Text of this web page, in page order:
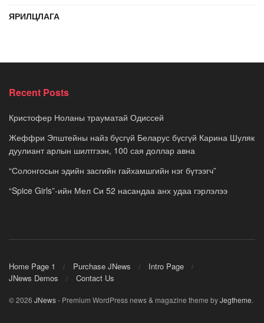
ЯРИЛЦЛАГА
Recent Posts
Кристофер Ноланы трауматай Одиссей
Жеффри Эпштейны найз бүсгүй Беларус бүсгүй Карина Шуляк
дуулиант арлын шилтгээн, 100 сая доллар авна
“Солонгосын эдийн засгийн гайхамшгийн нэг бүтээгч”
“Spice Girls”-ийн Мел Си 52 насандаа анх удаа гэрлэлээ
Home Page 1 Purchase JNews
Intro Page
JNews Demos
Contact Us
© 2026 JNews- Premium WordPress news & magazine theme byJegtheme.